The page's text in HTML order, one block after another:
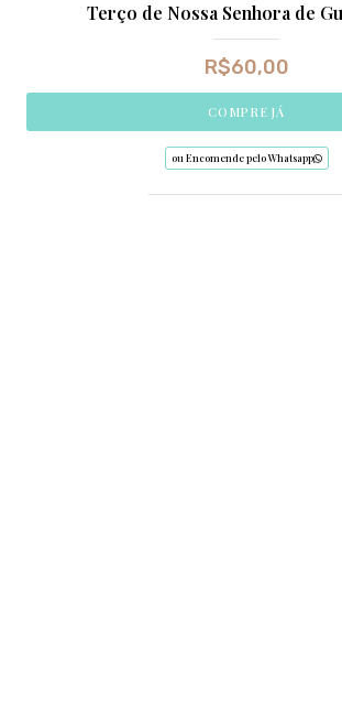
Terço de Nossa Senhora de
R$60,00
COMPRE JÁ
ou Encomende pelo Whatsapp